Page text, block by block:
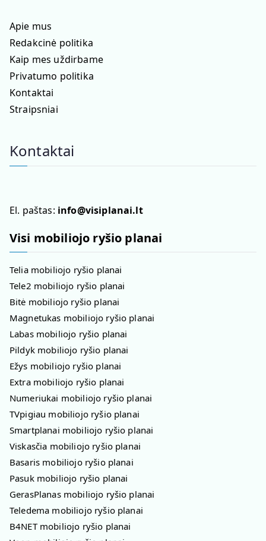
Apie mus
Redakcinė politika
Kaip mes uždirbame
Privatumo politika
Kontaktai
Straipsniai
Kontaktai
El. paštas: info@visiplanai.lt
Visi mobiliojo ryšio planai
Telia mobiliojo ryšio planai
Tele2 mobiliojo ryšio planai
Bitė mobiliojo ryšio planai
Magnetukas mobiliojo ryšio planai
Labas mobiliojo ryšio planai
Pildyk mobiliojo ryšio planai
Ežys mobiliojo ryšio planai
Extra mobiliojo ryšio planai
Numeriukai mobiliojo ryšio planai
TVpigiau mobiliojo ryšio planai
Smartplanai mobiliojo ryšio planai
Viskasčia mobiliojo ryšio planai
Basaris mobiliojo ryšio planai
Pasuk mobiliojo ryšio planai
GerasPlanas mobiliojo ryšio planai
Teledema mobiliojo ryšio planai
B4NET mobiliojo ryšio planai